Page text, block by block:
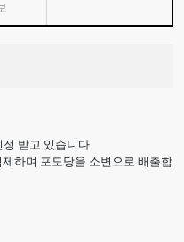
받고 있습니다
하며 포도당을 소변으로 배출합